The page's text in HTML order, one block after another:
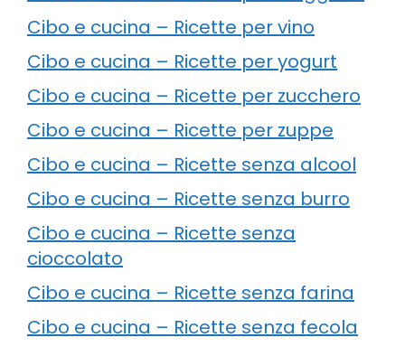
Cibo e cucina – Ricette per vino
Cibo e cucina – Ricette per yogurt
Cibo e cucina – Ricette per zucchero
Cibo e cucina – Ricette per zuppe
Cibo e cucina – Ricette senza alcool
Cibo e cucina – Ricette senza burro
Cibo e cucina – Ricette senza
cioccolato
Cibo e cucina – Ricette senza farina
Cibo e cucina – Ricette senza fecola